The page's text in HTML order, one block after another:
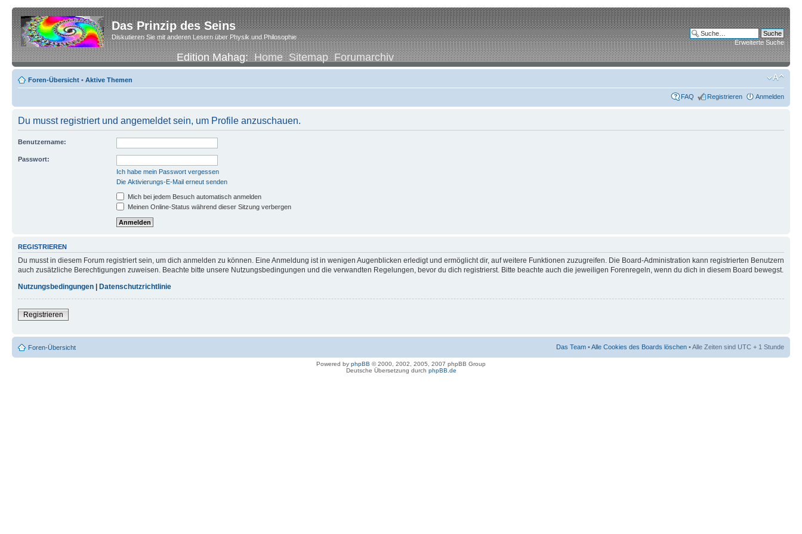
Das Prinzip des Seins
Diskutieren Sie mit anderen Lesern über Physik und Philosophie
Edition Mahag:Home Sitemap Forumarchiv
Erweiterte Suche
Foren-Übersicht • Aktive Themen
FAQ Registrieren Anmelden
Du musst registriert und angemeldet sein, um Profile anzuschauen.
Benutzername:
Passwort:
Ich habe mein Passwort vergessen
Die Aktivierungs-E-Mail erneut senden
Mich bei jedem Besuch automatisch anmelden
Meinen Online-Status während dieser Sitzung verbergen
REGISTRIEREN
Du musst in diesem Forum registriert sein, um dich anmelden zu können. Eine Anmeldung ist in wenigen Augenblicken erledigt und ermöglicht dir, auf weitere Funktionen zuzugreifen. Die Board-Administration kann registrierten Benutzern
auch zusätzliche Berechtigungen zuweisen. Beachte bitte unsere Nutzungsbedingungen und die verwandten Regelungen, bevor du dich registrierst. Bitte beachte auch die jeweiligen Forenregeln, wenn du dich in diesem Board bewegst.
Nutzungsbedingungen
Datenschutzrichtlinie
Registrieren
Foren-Übersicht Das Team •Alle Cookies des Boards löschen • Alle Zeiten sind UTC + 1 Stunde
Powered by phpBB © 2000, 2002, 2005, 2007 phpBB Group
Deutsche Übersetzung durch phpBB.de